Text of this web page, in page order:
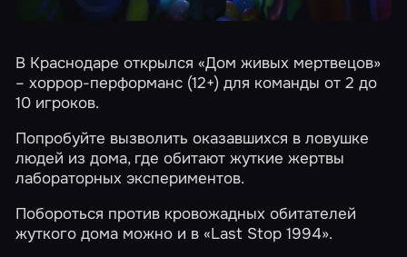
В Краснодаре открылся«Дом живых мертвецов»
– хоррор-перформанс (12+) для команды от 2 до
10 игроков.
Попробуйте вызволить оказавшихся в ловушке
людей из дома, где обитают жуткие жертвы
лабораторных экспериментов.
Побороться против кровожадных обитателей
жуткого дома можно и в«Last Stop 1994».